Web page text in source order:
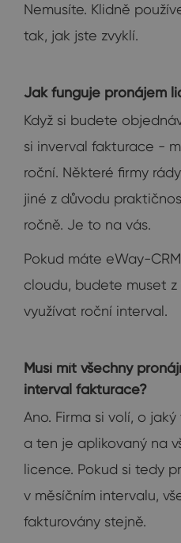
Nemusíte. Klidně
tak, jak jste zvyklí.
Jak funguje pronájem
Když si budete
si inverval fakturace -
roční. Některé firmy
jiné z důvodu
ročně. Je to na vás.
Pokud máte eWay-
cloudu, budete muset
využívat roční interval.
Musí mít všechny
interval fakturace?
Ano. Firma si volí, o
a ten je aplikovaný na
licence. Pokud si tedy
v měsíčním intervalu,
fakturovány stejně.